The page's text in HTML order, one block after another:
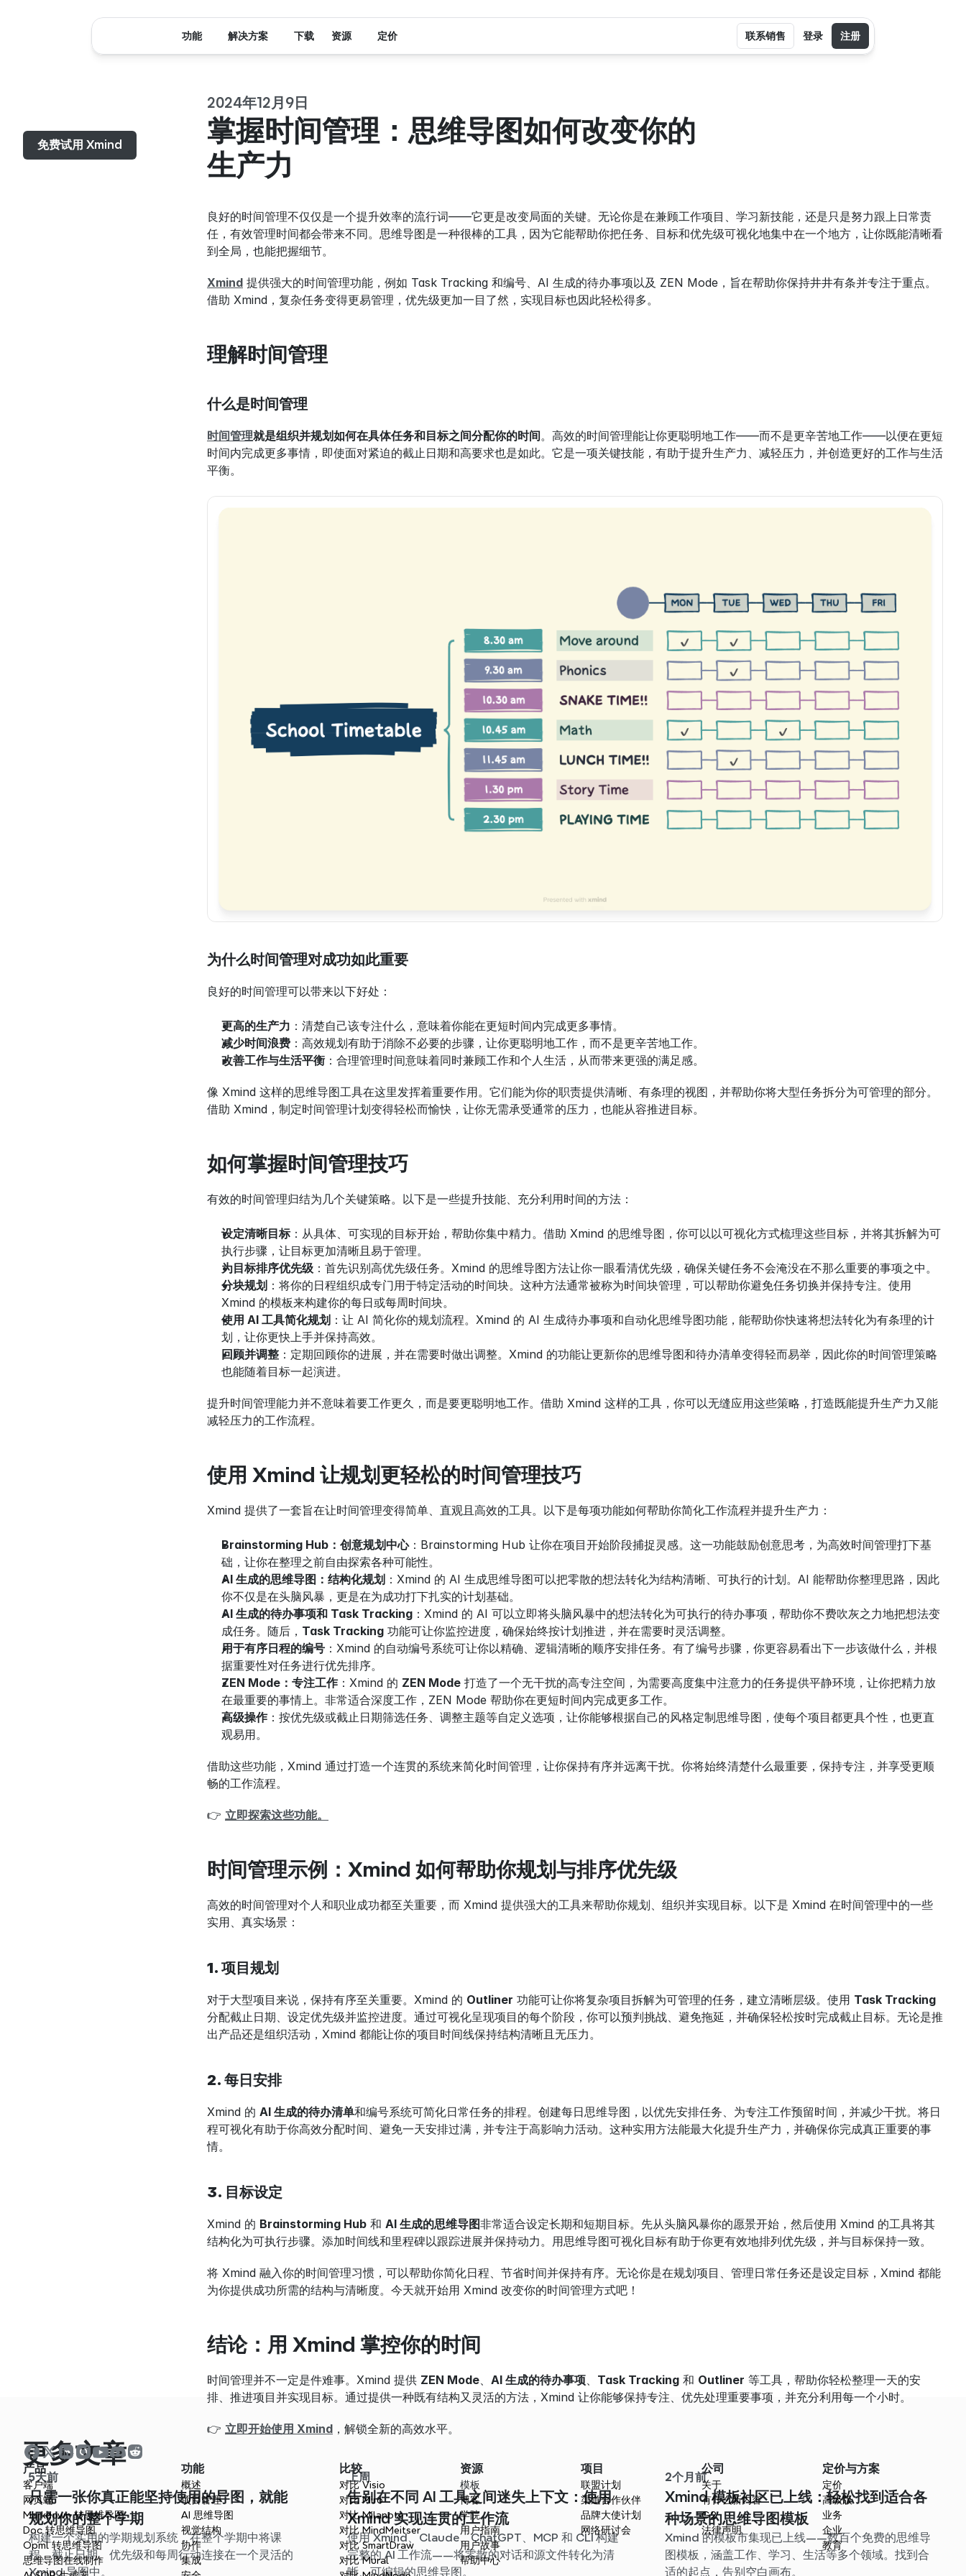
免费试用 Xmind
2024年12月9日
掌握时间管理：思维导图如何改变你的
生产力
良好的时间管理不仅仅是一个提升效率的流行词——它更是改变局面的关键。无论你是在兼顾工作项目、学习新技能，还是只是努力跟上日常责
任，有效管理时间都会带来不同。思维导图是一种很棒的工具，因为它能帮助你把任务、目标和优先级可视化地集中在一个地方，让你既能清晰看
到全局，也能把握细节。
Xmind 提供强大的时间管理功能，例如 Task Tracking 和编号、AI 生成的待办事项以及 ZEN Mode，旨在帮助你保持井井有条并专注于重点。
借助 Xmind，复杂任务变得更易管理，优先级更加一目了然，实现目标也因此轻松得多。
理解时间管理
什么是时间管理
时间管理就是组织并规划如何在具体任务和目标之间分配你的时间。高效的时间管理能让你更聪明地工作——而不是更辛苦地工作——以便在更短
时间内完成更多事情，即使面对紧迫的截止日期和高要求也是如此。它是一项关键技能，有助于提升生产力、减轻压力，并创造更好的工作与生活
平衡。
为什么时间管理对成功如此重要
良好的时间管理可以带来以下好处：
更高的生产力 ：清楚自己该专注什么，意味着你能在更短时间内完成更多事情。
减少时间浪费 ：高效规划有助于消除不必要的步骤，让你更聪明地工作，而不是更辛苦地工作。
改善工作与生活平衡 ：合理管理时间意味着同时兼顾工作和个人生活，从而带来更强的满足感。
像 Xmind 这样的思维导图工具在这里发挥着重要作用。它们能为你的职责提供清晰、有条理的视图，并帮助你将大型任务拆分为可管理的部分。
借助 Xmind，制定时间管理计划变得轻松而愉快，让你无需承受通常的压力，也能从容推进目标。
如何掌握时间管理技巧
有效的时间管理归结为几个关键策略。以下是一些提升技能、充分利用时间的方法：
设定清晰目标：从具体、可实现的目标开始，帮助你集中精力。借助 Xmind 的思维导图，你可以以可视化方式梳理这些目标，并将其拆解为可
执行步骤，让目标更加清晰且易于管理。
为目标排序优先级 ：首先识别高优先级任务。Xmind 的思维导图方法让你一眼看清优先级，确保关键任务不会淹没在不那么重要的事项之中。
分块规划 ：将你的日程组织成专门用于特定活动的时间块。这种方法通常被称为时间块管理，可以帮助你避免任务切换并保持专注。使用
Xmind 的模板来构建你的每日或每周时间块。
使用 AI 工具简化规划 ：让 AI 简化你的规划流程。Xmind 的 AI 生成待办事项和自动化思维导图功能，能帮助你快速将想法转化为有条理的计
划，让你更快上手并保持高效。
回顾并调整 ：定期回顾你的进展，并在需要时做出调整。Xmind 的功能让更新你的思维导图和待办清单变得轻而易举，因此你的时间管理策略
也能随着目标一起演进。
提升时间管理能力并不意味着要工作更久，而是要更聪明地工作。借助 Xmind 这样的工具，你可以无缝应用这些策略，打造既能提升生产力又能
减轻压力的工作流程。
使用 Xmind 让规划更轻松的时间管理技巧
Xmind 提供了一套旨在让时间管理变得简单、直观且高效的工具。以下是每项功能如何帮助你简化工作流程并提升生产力：
Brainstorming Hub：创意规划中心：Brainstorming Hub 让你在项目开始阶段捕捉灵感。这一功能鼓励创意思考，为高效时间管理打下基
础，让你在整理之前自由探索各种可能性。
AI 生成的思维导图：结构化规划 ：Xmind 的 AI 生成思维导图可以把零散的想法转化为结构清晰、可执行的计划。AI 能帮助你整理思路，因此
你不仅是在头脑风暴，更是在为成功打下扎实的计划基础。
AI 生成的待办事项和 Task Tracking ：Xmind 的 AI 可以立即将头脑风暴中的想法转化为可执行的待办事项，帮助你不费吹灰之力地把想法变
成任务。随后， Task Tracking 功能可让你监控进度，确保始终按计划推进，并在需要时灵活调整。
用于有序日程的编号 ：Xmind 的自动编号系统可让你以精确、逻辑清晰的顺序安排任务。有了编号步骤，你更容易看出下一步该做什么，并根
据重要性对任务进行优先排序。
ZEN Mode：专注工作：Xmind 的 ZEN Mode 打造了一个无干扰的高专注空间，为需要高度集中注意力的任务提供平静环境，让你把精力放
在最重要的事情上。非常适合深度工作，ZEN Mode 帮助你在更短时间内完成更多工作。
高级操作：按优先级或截止日期筛选任务、调整主题等自定义选项，让你能够根据自己的风格定制思维导图，使每个项目都更具个性，也更直
观易用。
借助这些功能，Xmind 通过打造一个连贯的系统来简化时间管理，让你保持有序并远离干扰。你将始终清楚什么最重要，保持专注，并享受更顺
畅的工作流程。
👉 立即探索这些功能。
时间管理示例：Xmind 如何帮助你规划与排序优先级
高效的时间管理对个人和职业成功都至关重要，而 Xmind 提供强大的工具来帮助你规划、组织并实现目标。以下是 Xmind 在时间管理中的一些
实用、真实场景：
1. 项目规划
对于大型项目来说，保持有序至关重要。Xmind 的 Outliner 功能可让你将复杂项目拆解为可管理的任务，建立清晰层级。使用 Task Tracking
分配截止日期、设定优先级并监控进度。通过可视化呈现项目的每个阶段，你可以预判挑战、避免拖延，并确保轻松按时完成截止目标。无论是推
出产品还是组织活动，Xmind 都能让你的项目时间线保持结构清晰且无压力。
2. 每日安排
Xmind 的 AI 生成的待办清单和编号系统可简化日常任务的排程。创建每日思维导图，以优先安排任务、为专注工作预留时间，并减少干扰。将日
程可视化有助于你高效分配时间、避免一天安排过满，并专注于高影响力活动。这种实用方法能最大化提升生产力，并确保你完成真正重要的事
情。
3. 目标设定
Xmind 的 Brainstorming Hub 和 AI 生成的思维导图非常适合设定长期和短期目标。先从头脑风暴你的愿景开始，然后使用 Xmind 的工具将其
结构化为可执行步骤。添加时间线和里程碑以跟踪进展并保持动力。用思维导图可视化目标有助于你更有效地排列优先级，并与目标保持一致。
将 Xmind 融入你的时间管理习惯，可以帮助你简化日程、节省时间并保持有序。无论你是在规划项目、管理日常任务还是设定目标，Xmind 都能
为你提供成功所需的结构与清晰度。今天就开始用 Xmind 改变你的时间管理方式吧！
结论：用 Xmind 掌控你的时间
时间管理并不一定是件难事。Xmind 提供 ZEN Mode AI 生成的待办事项 Task Tracking 和 Outliner 等工具，帮助你轻松整理一天的安
排、推进项目并实现目标。通过提供一种既有结构又灵活的方法，Xmind 让你能够保持专注、优先处理重要事项，并充分利用每一个小时。
👉 立即开始使用 Xmind ，解锁全新的高效水平。
更多文章
5天前
只需一张你真正能坚持使用的导图，就能
规划你的整个学期
构建一个实用的学期规划系统，在整个学期中将课
程、截止日期、优先级和每周行动连接在一个灵活的
Xmind 导图中。
上周
告别在不同 AI 工具之间迷失上下文：使用
Xmind 实现连贯的工作流
使用 Xmind、Claude、ChatGPT、MCP 和 CLI 构建
完整的 AI 工作流——将零散的对话和源文件转化为清
晰、可编辑的思维导图。
2个月前
Xmind 模板社区已上线：轻松找到适合各
种场景的思维导图模板
Xmind 的模板市集现已上线——数百个免费的思维导
图模板，涵盖工作、学习、生活等多个领域。找到合
适的起点，告别空白画布。
产品
客户端
网页端
Markdown 转思维导图
Doc 转思维导图
Opml 转思维导图
思维导图在线制作
功能
概述
项目管理
AI 思维导图
视觉结构
协作
集成
比较
对比 Visio
对比 Miro
对比 Milanote
对比 MindMeitser
对比 SmartDraw
对比 Mural
资源
模板
博客
学院
用户指南
用户故事
帮助中心
项目
联盟计划
渠道合作伙伴
品牌大使计划
网络研讨会
公司
关于
有什么新内容
G2
法律声明
定价与方案
定价
高级版
业务
企业
教育
功能 解决方案 下载 资源 定价 联系销售 登录 注册